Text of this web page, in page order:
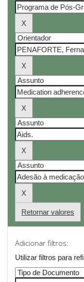
Retornar valores
Adicionar filtros:
Utilizar filtros para